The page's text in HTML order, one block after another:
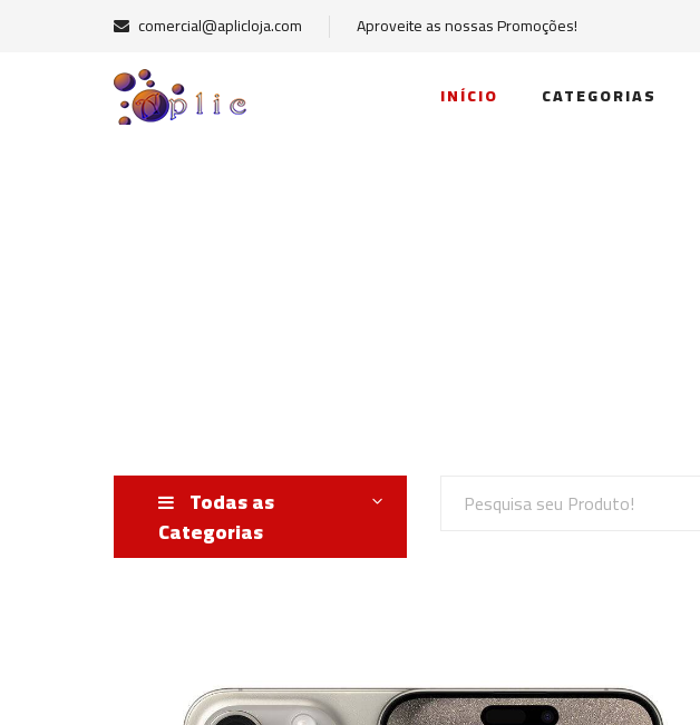
comercial@aplicloja.com Aproveite as nossas Promoções!
INÍCIO CATEGORIAS
Todas as
Categorias